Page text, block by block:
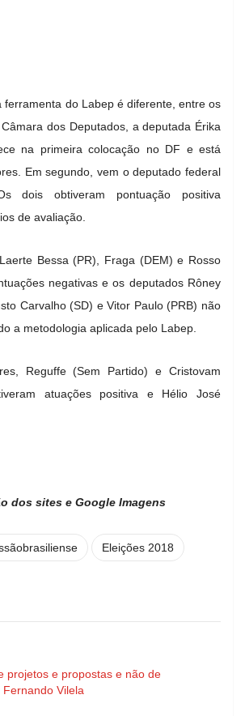
ferramenta do Labep é diferente, entre os
dos Deputados, a deputada Érika
na primeira colocação no DF e está
Em segundo, vem o deputado federal
dois obtiveram pontuação positiva
de avaliação.
Bessa (PR), Fraga (DEM) e Rosso
negativas e os deputados Rôney
Carvalho (SD) e Vitor Paulo (PRB) não
a metodologia aplicada pelo Labep.
Reguffe (Sem Partido) e Cristovam
atuações positiva e Hélio José
dos sites e Google Imagens
Eleições 2018
projetos e propostas e não de
Vilela